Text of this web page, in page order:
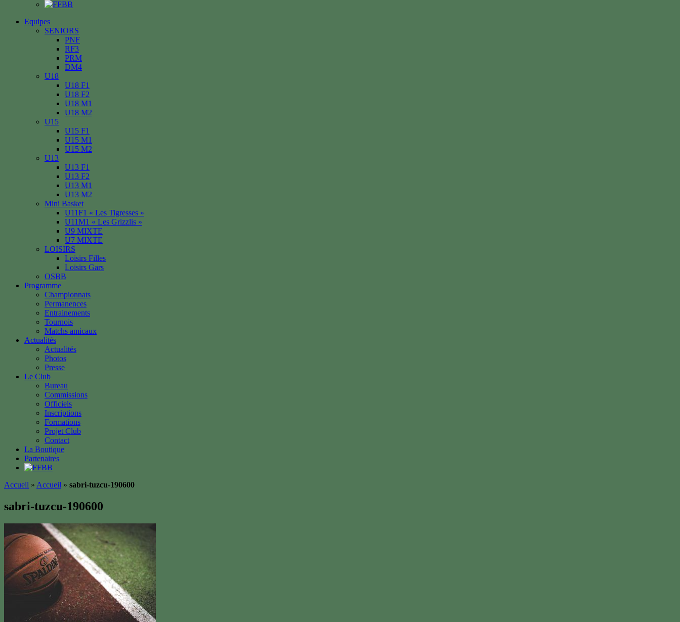
Equipes
SENIORS
PNF
RF3
PRM
DM4
U18
U18 F1
U18 F2
U18 M1
U18 M2
U15
U15 F1
U15 M1
U15 M2
U13
U13 F1
U13 F2
U13 M1
U13 M2
Mini Basket
U11F1 « Les Tigresses »
U11M1 « Les Grizzlis »
U9 MIXTE
U7 MIXTE
LOISIRS
Loisirs Filles
Loisirs Gars
OSBB
Programme
Championnats
Permanences
Entrainements
Tournois
Matchs amicaux
Actualités
Actualités
Photos
Presse
Le Club
Bureau
Commissions
Officiels
Inscriptions
Formations
Projet Club
Contact
La Boutique
Partenaires
Accueil » Accueil » sabri-tuzcu-190600
sabri-tuzcu-190600